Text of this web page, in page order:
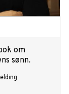
om
sønn.